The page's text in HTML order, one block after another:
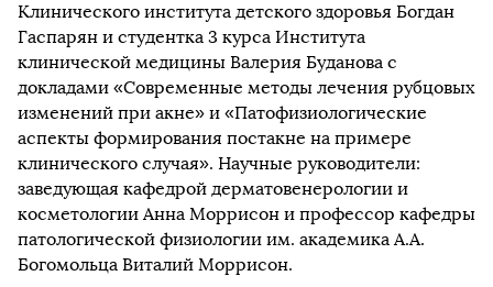
Клинического института детского здоровья Богдан
Гаспарян и студентка 3 курса Института
клинической медицины Валерия Буданова с
докладами «Современные методы лечения рубцовых
изменений при акне» и «Патофизиологические
аспекты формирования постакне на примере
клинического случая». Научные руководители:
заведующая кафедрой дерматовенерологии и
косметологии Анна Моррисон и профессор кафедры
патологической физиологии им. академика А.А.
Богомольца Виталий Моррисон.